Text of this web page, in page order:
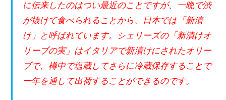
に伝来したのはつい最近のことですが、一晩で渋
が抜けて食べられることから、日本では「新漬
け」と呼ばれています。シェリーズの「新漬けオ
リーブの実」はイタリアで新漬けにされたオリー
ブで、樽中で塩蔵してさらに冷蔵保存することで
一年を通して出荷することができるのです。